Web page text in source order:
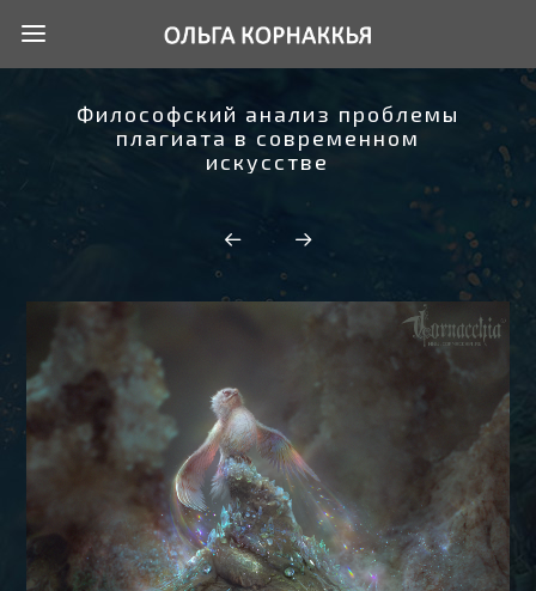
Философский анализ проблемы
плагиата в современном
искусстве